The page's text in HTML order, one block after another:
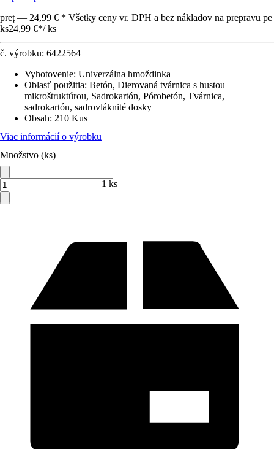
preț — 24,99 € * Všetky ceny vr. DPH a bez nákladov na prepravu pe
ks24,99 €*/ ks
č. výrobku: 6422564
Vyhotovenie: Univerzálna hmoždinka
Oblasť použitia: Betón, Dierovaná tvárnica s hustou
mikroštruktúrou, Sadrokartón, Pórobetón, Tvárnica,
sadrokartón, sadrovláknité dosky
Obsah: 210 Kus
Viac informácií o výrobku
Množstvo (ks)
1 ks